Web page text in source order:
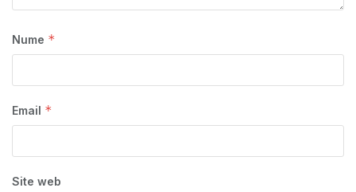
Nume *
Email *
Site web